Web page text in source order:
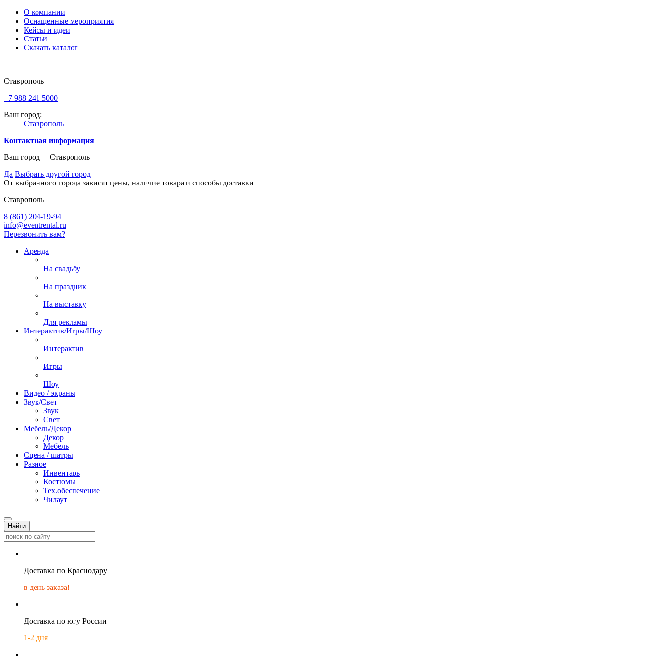
О компании
Оснащенные мероприятия
Кейсы и идеи
Статьи
Скачать каталог
Ставрополь
+7 988 241 5000
Ваш город:
Ставрополь
Контактная информация
Ваш город —Ставрополь
Да Выбрать другой город
От выбранного города зависят цены, наличие товара и способы доставки
Ставрополь
8 (861) 204-19-94
info@eventrental.ru
Перезвонить вам?
Аренда
На свадьбу
На праздник
На выставку
Для рекламы
Интерактив/Игры/Шоу
Интерактив
Игры
Шоу
Видео / экраны
Звук/Свет
Звук
Свет
Мебель/Декор
Декор
Мебель
Сцена / шатры
Разное
Инвентарь
Костюмы
Тех.обеспечение
Чилаут
Найти
Доставка по Краснодару
в день заказа!
Доставка по югу России
1-2 дня